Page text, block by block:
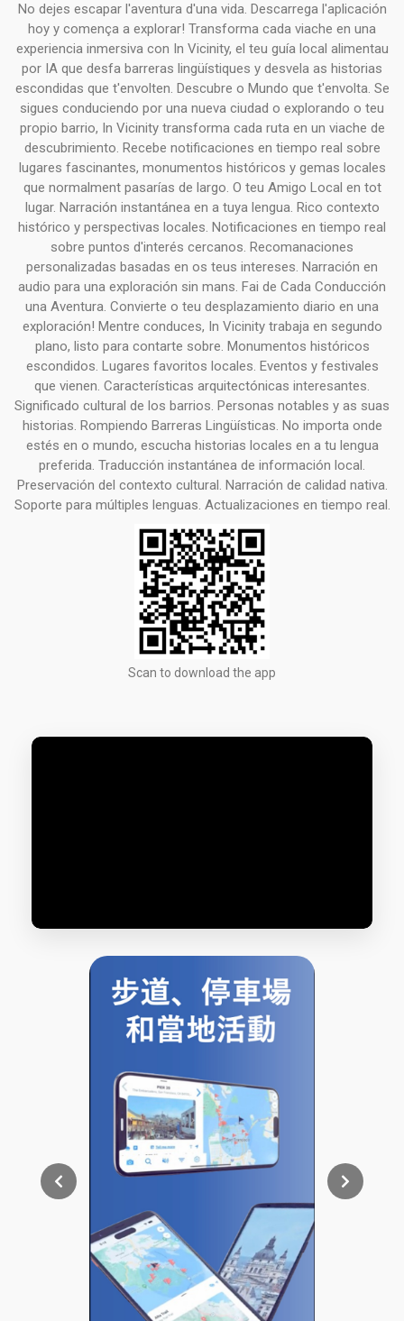
No dejes escapar l'aventura d'una vida. Descarrega l'aplicación
hoy y comença a explorar! Transforma cada viache en una
experiencia inmersiva con In Vicinity, el teu guía local alimentau
por IA que desfa barreras lingüístiques y desvela as historias
escondidas que t'envolten. Descubre o Mundo que t'envolta. Se
sigues conduciendo por una nueva ciudad o explorando o teu
propio barrio, In Vicinity transforma cada ruta en un viache de
descubrimiento. Recebe notificaciones en tiempo real sobre
lugares fascinantes, monumentos históricos y gemas locales
que normalment pasarías de largo. O teu Amigo Local en tot
lugar. Narración instantánea en a tuya lengua. Rico contexto
histórico y perspectivas locales. Notificaciones en tiempo real
sobre puntos d'interés cercanos. Recomanaciones
personalizadas basadas en os teus intereses. Narración en
audio para una exploración sin mans. Fai de Cada Conducción
una Aventura. Convierte o teu desplazamiento diario en una
exploración! Mentre conduces, In Vicinity trabaja en segundo
plano, listo para contarte sobre. Monumentos históricos
escondidos. Lugares favoritos locales. Eventos y festivales
que vienen. Características arquitectónicas interesantes.
Significado cultural de los barrios. Personas notables y as suas
historias. Rompiendo Barreras Lingüísticas. No importa onde
estés en o mundo, escucha historias locales en a tu lengua
preferida. Traducción instantánea de información local.
Preservación del contexto cultural. Narración de calidad nativa.
Soporte para múltiples lenguas. Actualizaciones en tiempo real.
Scan to download the app